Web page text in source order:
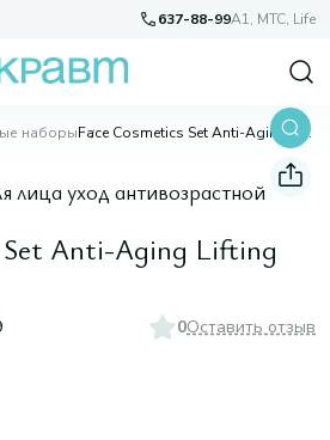
637-88-99A1, МТС, Life
наборы Face Cosmetics Set Anti-Aging Lifting Care
лица уход антивозрастной
Set Anti-Aging Lifting
0Оставить отзыв